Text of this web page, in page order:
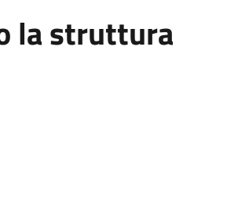
la struttura